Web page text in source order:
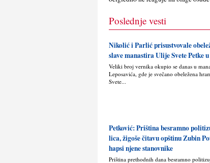
Poslednje vesti
Nikolić i Parlić prisustvovale
slave manastira Ulije Svete Petke
Veliki broj vernika okupio se danas u
Leposavića, gde je svečano obeležena
Svete...
Petković: Priština besramno
lica, žigoše čitavu opštinu Zubin
hapsi njene stanovnike
Priština prethodnih dana besramno